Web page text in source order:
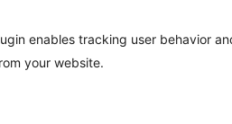
enables tracking user behavior
your website.